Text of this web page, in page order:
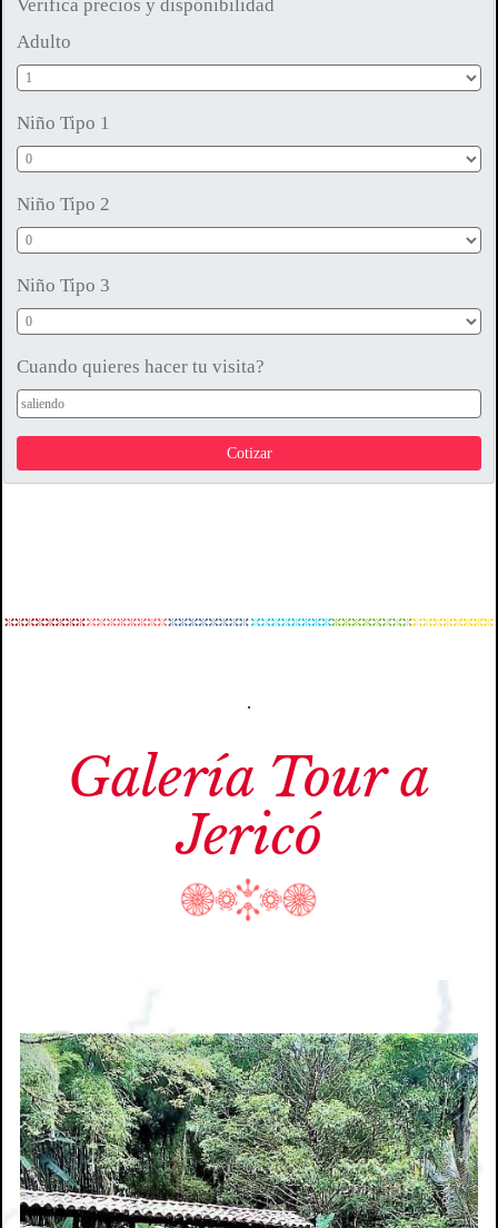
.
Galería Tour a
Jericó